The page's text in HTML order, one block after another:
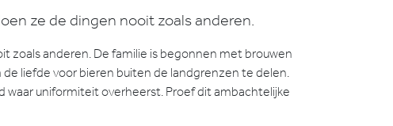
ze de dingen nooit zoals anderen.
zoals anderen. De familie is begonnen met brouwen
liefde voor bieren buiten de landgrenzen te delen.
uniformiteit overheerst. Proef dit ambachtelijke